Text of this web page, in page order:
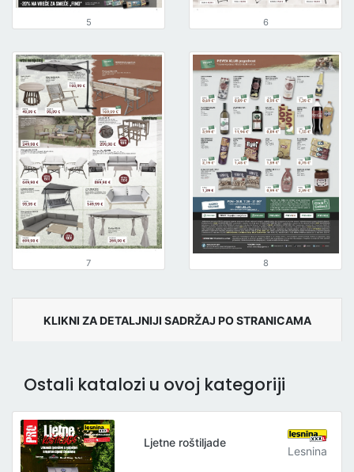
5 6
7 8
KLIKNI ZA DETALJNIJI SADRŽAJ PO STRANICAMA
Ostali katalozi u ovoj kategoriji
Ljetne roštiljade
Lesnina